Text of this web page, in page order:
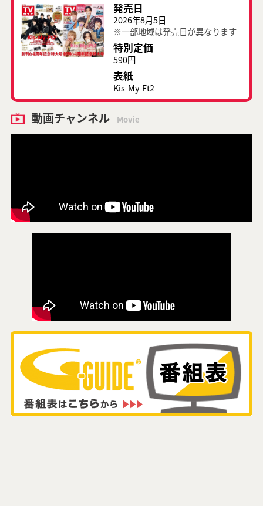
発売日
2026年8月5日
※一部地域は発売日が異なります
特別定価
590円
表紙
Kis-My-Ft2
動画チャンネル Movie